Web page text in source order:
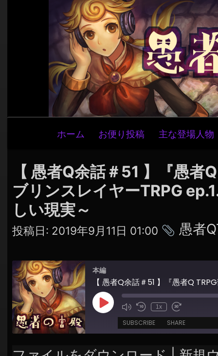
ビ
ゲ
ー
シ
ョ
ホーム お便り投稿 主な登場人物
【 愚者Q余話＃51 】『愚者
ブリンスレイヤーTRPG
しい現実～
投稿日: 2019年9月11日 01:00
タ
愚者
本編
Play
Episode
1x
SUBSCRIBE SHARE
SHARE